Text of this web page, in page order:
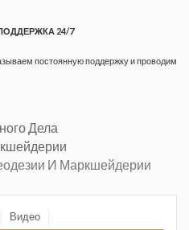
24/7
постоянную поддержку и проводим
Дела
И Маркшейдерии
Видео
безопасность»
Информационный бюллетень
атомному надзору
Информация и космос
Маркшейдерский вестник